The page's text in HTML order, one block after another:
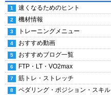
速くなるためのヒント
機材情報
トレーニングメニュー
おすすめ動画
おすすめブログ一覧
FTP・LT・VO2max
筋トレ・ストレッチ
ペダリング・ポジション・スキル